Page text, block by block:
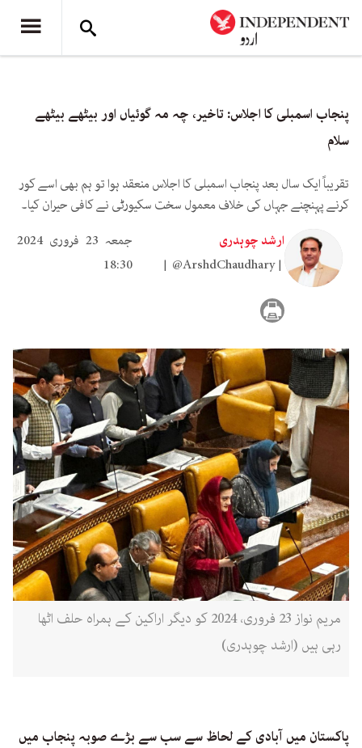
پنجاب اسمبلی کا اجلاس: تاخیر، چہ مہ گوئیاں اور بیٹھے بیٹھے
سلام
تقریباً ایک سال بعد پنجاب اسمبلی کا اجلاس منعقد ہوا تو ہم بھی اسے کور
کرنے پہنچنے جہاں کی خلاف معمول سخت سکیورٹی نے کافی حیران کیا۔
ارشد چوہدری
@ArshdChaudhary
جمعہ 23 فروری 2024
18:30
مریم نواز 23 فروری، 2024 کو دیگر اراکین کے ہمراہ حلف اٹھا
رہی ہیں (ارشد چوہدری)
پاکستان میں آبادی کے لحاظ سے سب سے بڑے صوبہ پنجاب میں